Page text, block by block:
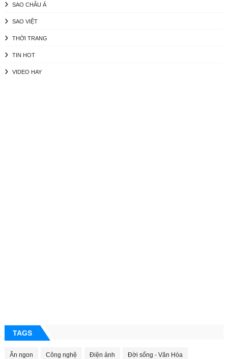
SAO CHÂU Á
SAO VIỆT
THỜI TRANG
TIN HOT
VIDEO HAY
TAGS
Ăn ngon Công nghệ Điện ảnh Đời sống - Văn Hóa